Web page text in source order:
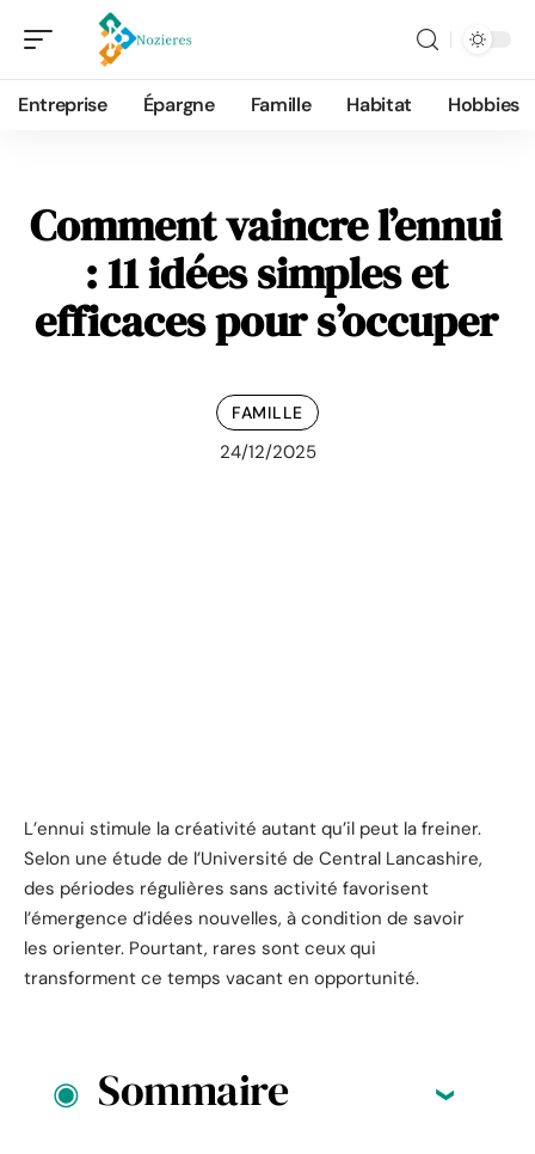
Entreprise Épargne Famille Habitat Hobbies
Comment vaincre l’ennui
: 11 idées simples et
efficaces pour s’occuper
FAMILLE
24/12/2025
L’ennui stimule la créativité autant qu’il peut la freiner.
Selon une étude de l’Université de Central Lancashire,
des périodes régulières sans activité favorisent
l’émergence d’idées nouvelles, à condition de savoir
les orienter. Pourtant, rares sont ceux qui
transforment ce temps vacant en opportunité.
Sommaire